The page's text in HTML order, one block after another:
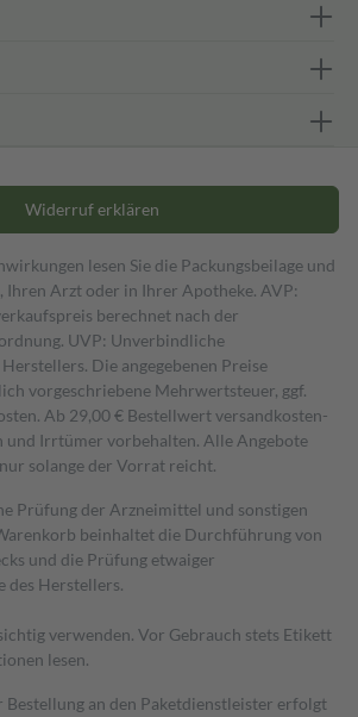
Widerruf erklären
lesen Sie die Packungsbeilage und
Ihren Arzt oder in Ihrer Apotheke. AVP:
berechnet nach der
UVP: Unverbindliche
Die angegebenen Preise
vorgeschriebene Mehrwertsteuer, ggf.
Ab 29,00 € Bestell­wert versand­kosten­
und Irrtümer vorbehalten. Alle Angebote
solange der Vorrat reicht.
Prüfung der Arzneimittel und sonstigen
beinhaltet die Durchführung von
und die Prüfung etwaiger
des Herstellers.
verwenden. Vor Gebrauch stets Etikett
lesen.
Bestellung an den Paketdienstleister erfolgt